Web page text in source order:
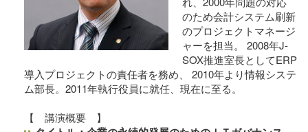
のため会計システム刷新
のプロジェクトマネージ
ャーを担当。 2008年J-
SOX推進室長としてERP
導入プロジェクトの責任者を務め、 2010年より情報システ
ム部長。2011年執行役員に就任、現在に至る。
【 講演概要 】